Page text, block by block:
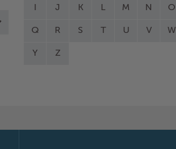
J K L M N O
Q R S T U V W
Y Z